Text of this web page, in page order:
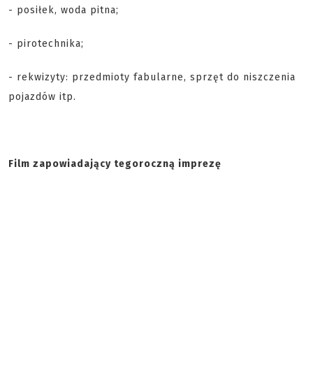
- posiłek, woda pitna;
- pirotechnika;
- rekwizyty: przedmioty fabularne, sprzęt do niszczenia
pojazdów itp.
Film zapowiadający tegoroczną imprezę